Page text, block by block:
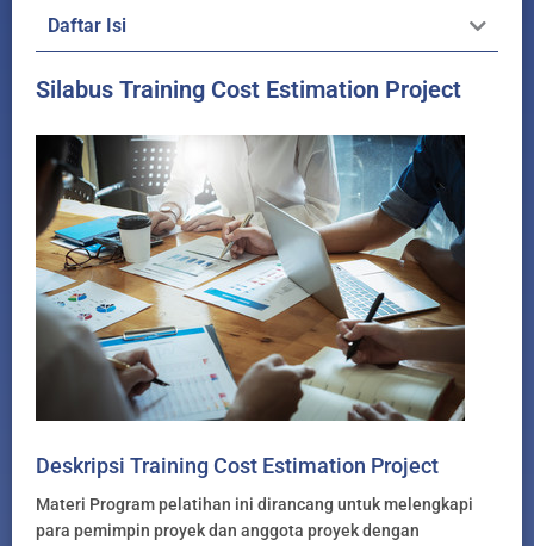
Daftar Isi
Silabus Training Cost Estimation Project
Deskripsi Training Cost Estimation Project
Materi Program pelatihan ini dirancang untuk melengkapi
para pemimpin proyek dan anggota proyek dengan